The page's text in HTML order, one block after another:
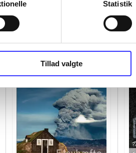
Statistik
Tillad valgte